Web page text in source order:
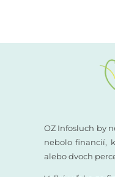
OZ Infosluch by
nebolo financií,
alebo dvoch